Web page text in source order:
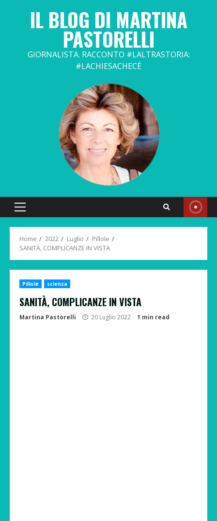
IL BLOG DI MARTINA
PASTORELLI
GIORNALISTA. RACCONTO #LALTRASTORIA:
#LACHIESACHECÈ
Primary
Home 2022 Luglio
Pillole
SANITÀ, COMPLICANZE IN VISTA
Pillole scienza
SANITÀ, COMPLICANZE IN VISTA
Martina Pastorelli 20 Luglio 2022 1 min read